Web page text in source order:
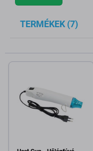
TERMÉKEK (7)